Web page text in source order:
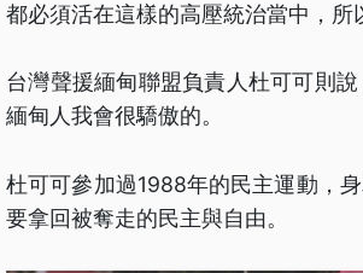
都必須活在這樣的高壓統治當中，
台灣聲援緬甸聯盟負責人杜可可則
緬甸人我會很驕傲的。
杜可可參加過1988年的民主運動，
要拿回被奪走的民主與自由。